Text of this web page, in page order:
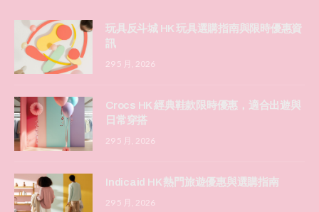
玩具反斗城 HK 玩具選購指南與限時優惠資
訊
29 5 月, 2026
Crocs HK 經典鞋款限時優惠，適合出遊與
日常穿搭
29 5 月, 2026
Indicaid HK 熱門旅遊優惠與選購指南
29 5 月, 2026